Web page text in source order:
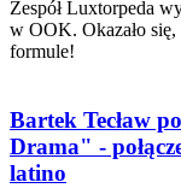
Zespół Luxtorpeda
w OOK. Okazało
formule!
Bartek Tecław
Drama" -
latino